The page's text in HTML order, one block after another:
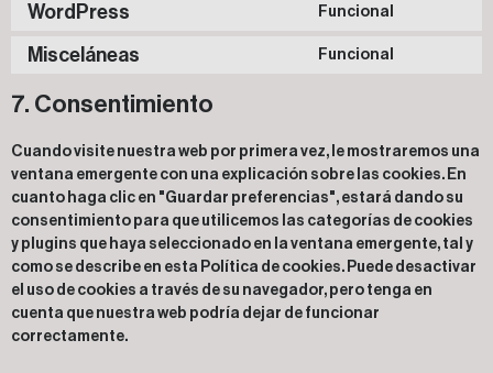
WordPress Funcional
Misceláneas Funcional
7. Consentimiento
Cuando visite nuestra web por primera vez, le mostraremos una
ventana emergente con una explicación sobre las cookies. En
cuanto haga clic en "Guardar preferencias", estará dando su
consentimiento para que utilicemos las categorías de cookies
y plugins que haya seleccionado en la ventana emergente, tal y
como se describe en esta Política de cookies. Puede desactivar
el uso de cookies a través de su navegador, pero tenga en
cuenta que nuestra web podría dejar de funcionar
correctamente.